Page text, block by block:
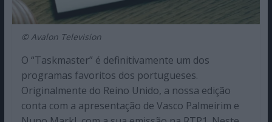
© Avalon Television
O “Taskmaster” é definitivamente um dos
programas favoritos dos portugueses.
Originalmente do Reino Unido, a nossa edição
conta com a apresentação de Vasco Palmeirim e